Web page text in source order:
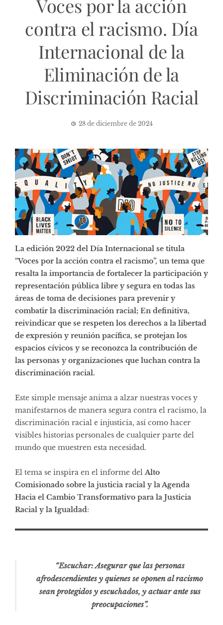
Voces por la acción
contra el racismo. Día
Internacional de la
Eliminación de la
Discriminación Racial
28 de diciembre de 2024
La edición 2022 del Día Internacional se titula
“Voces por la acción contra el racismo”, un tema que
resalta la importancia de fortalecer la participación y
representación pública libre y segura en todas las
áreas de toma de decisiones para prevenir y
combatir la discriminación racial; En definitiva,
reivindicar que se respeten los derechos a la libertad
de expresión y reunión pacífica, se protejan los
espacios cívicos y se reconozca la contribución de
las personas y organizaciones que luchan contra la
discriminación racial.
Este simple mensaje anima a alzar nuestras voces y
manifestarnos de manera segura contra el racismo, la
discriminación racial e injusticia, así como hacer
visibles historias personales de cualquier parte del
mundo que muestren esta necesidad.
El tema se inspira en el informe del Alto
Comisionado sobre la justicia racial y la Agenda
Hacia el Cambio Transformativo para la Justicia
Racial y la Igualdad :
“Escuchar: Asegurar que las personas
afrodescendientes y quienes se oponen al racismo
sean protegidos y escuchados, y actuar ante sus
preocupaciones”.